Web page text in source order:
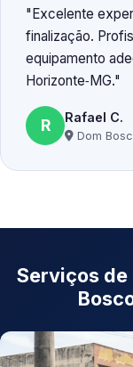
Excelente
finalização.
equipamento
Horizonte‑MG.
R Rafael C.
Dom
Serviços de